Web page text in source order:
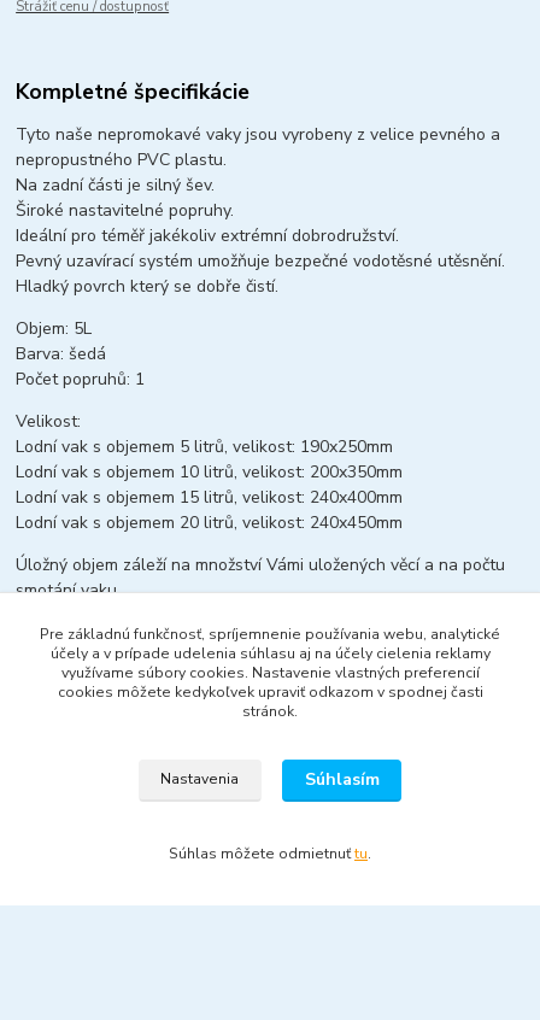
Strážiť cenu / dostupnosť
Kompletné špecifikácie
Tyto naše nepromokavé vaky jsou vyrobeny z velice pevného a
nepropustného PVC plastu.
Na zadní části je silný šev.
Široké nastavitelné popruhy.
Ideální pro téměř jakékoliv extrémní dobrodružství.
Pevný uzavírací systém umožňuje bezpečné vodotěsné utěsnění.
Hladký povrch který se dobře čistí.
Objem: 5L
Barva: šedá
Počet popruhů: 1
Velikost:
Lodní vak s objemem 5 litrů, velikost: 190x250mm
Lodní vak s objemem 10 litrů, velikost: 200x350mm
Lodní vak s objemem 15 litrů, velikost: 240x400mm
Lodní vak s objemem 20 litrů, velikost: 240x450mm
Úložný objem záleží na množství Vámi uložených věcí a na počtu
smotání vaku.
Na povrchu vaku se mohou vyskytnout menší nedostatky tisku,
jako např slabá přerušovaná čára, menší nedostatky v tisku písma.
Tyto menší nedokonalosti nemají žádný vliv na praktické použití
Tovar zaradený v kategóriách
Pre základnú funkčnosť, spríjemnenie používania webu, analytické
účely a v prípade udelenia súhlasu aj na účely cielenia reklamy
využívame súbory cookies. Nastavenie vlastných preferencií
cookies môžete kedykoľvek upraviť odkazom v spodnej časti
stránok.
Nastavenia Súhlasím
Súhlas môžete odmietnuťtu.